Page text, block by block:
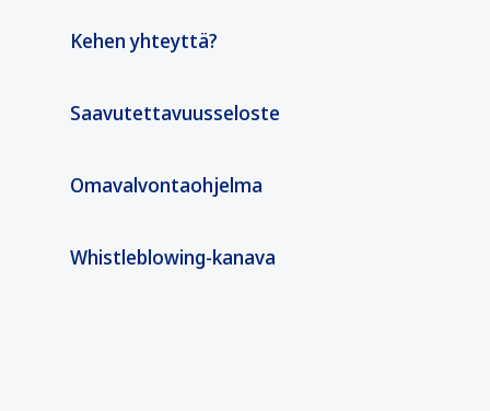
Kehen yhteyttä?
Saavutettavuusseloste
Omavalvontaohjelma
Whistleblowing-kanava